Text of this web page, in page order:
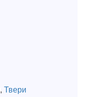
, Твери